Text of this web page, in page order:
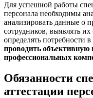
Для успешной работы
персонала необходимы
анализировать данные о
сотрудников, выявлять
определять потребности
проводить объективную
профессиональных
Обязанности
аттестации